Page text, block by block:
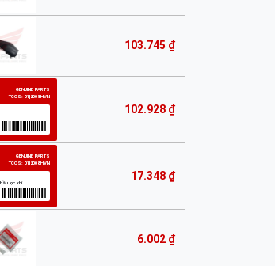
103.745 ₫
102.928 ₫
17.348 ₫
6.002 ₫